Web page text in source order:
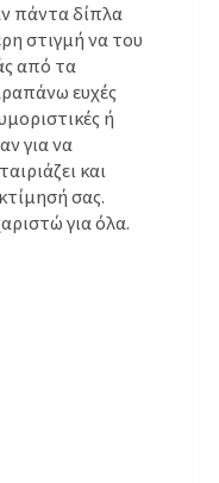
πάντα δίπλα
στιγμή να του
από τα
ευχές
ή
για να
και
σας.
για όλα.